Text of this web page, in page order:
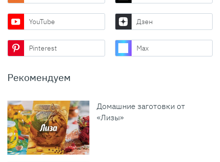
YouTube Дзен
Pinterest Max
Рекомендуем
Домашние заготовки от
«Лизы»